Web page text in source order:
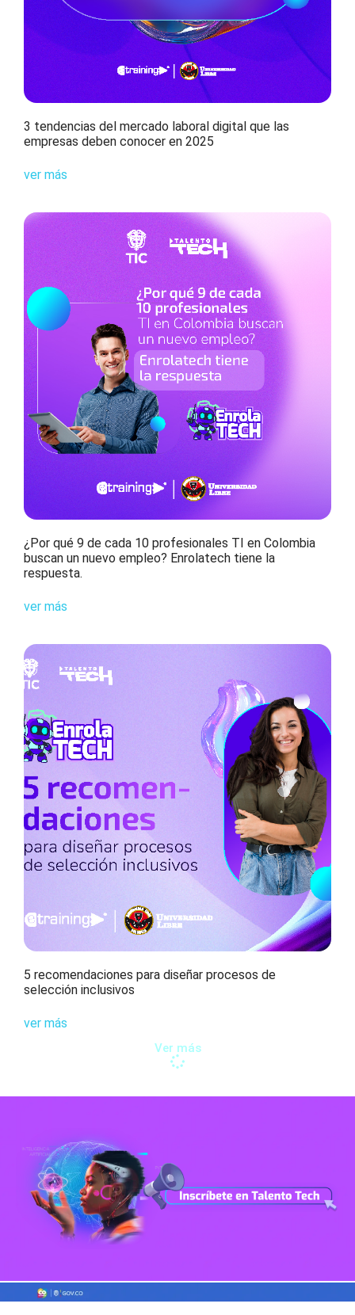
3 tendencias del mercado laboral digital que las
empresas deben conocer en 2025
ver más
¿Por qué 9 de cada 10 profesionales TI en Colombia
buscan un nuevo empleo? Enrolatech tiene la
respuesta.
ver más
5 recomendaciones para diseñar procesos de
selección inclusivos
ver más
Ver más